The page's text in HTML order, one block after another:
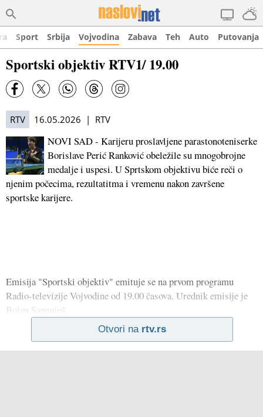
Sport Srbija Vojvodina Zabava Teh Auto Putovanja
Sportski objektiv RTV1/ 19.00
RTV 16.05.2026 | RTV
NOVI SAD - Karijeru proslavljene parastonoteniserke
Borislave Perić Ranković obeležile su mnogobrojne
medalje i uspesi. U Sprtskom objektivu biće reči o
njenim počecima, rezultatitma i vremenu nakon završene
sportske karijere.
Emisija "Sportski objektiv" emituje se na prvom programu
Radio-televizije Vojvodine od 19.00 časova. Urednik emisije je
Bojan Sapanjoš.
Otvori na rtv.rs